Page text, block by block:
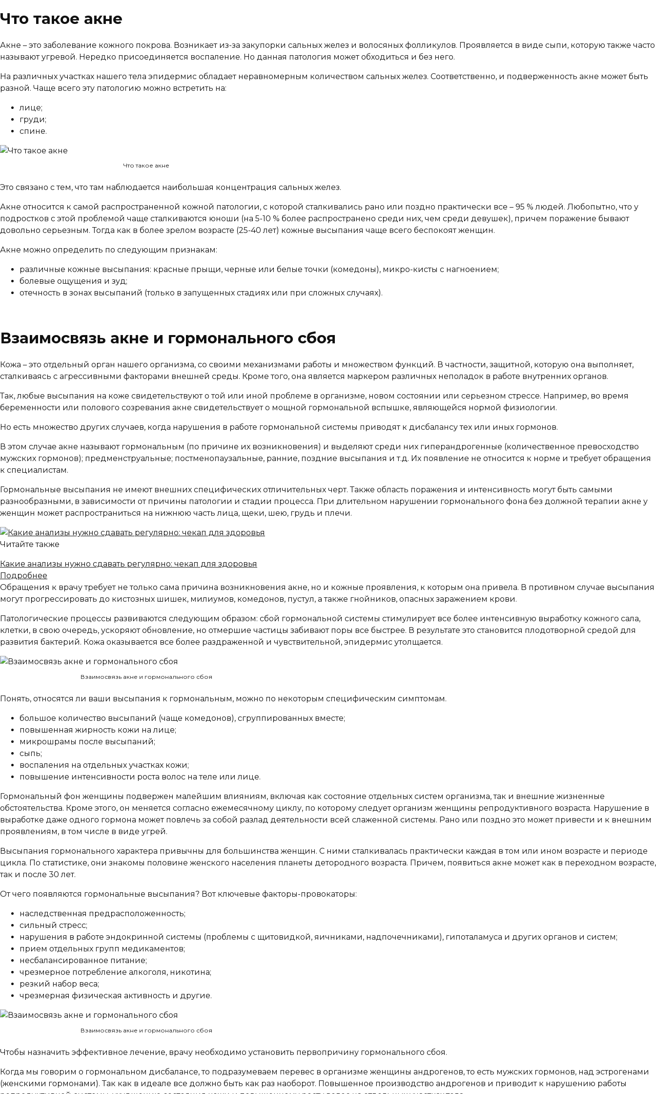
Что такое акне
Акне – это заболевание кожного покрова. Возникает из-за закупорки сальных желез и волосяных фолликулов. Проявляется в виде сыпи, которую также часто
называют угревой. Нередко присоединяется воспаление. Но данная патология может обходиться и без него.
На различных участках нашего тела эпидермис обладает неравномерным количеством сальных желез. Соответственно, и подверженность акне может быть
разной. Чаще всего эту патологию можно встретить на:
лице;
груди;
спине.
Что такое акне
Это связано с тем, что там наблюдается наибольшая концентрация сальных желез.
Акне относится к самой распространенной кожной патологии, с которой сталкивались рано или поздно практически все – 95 % людей. Любопытно, что у
подростков с этой проблемой чаще сталкиваются юноши (на 5-10 % более распространено среди них, чем среди девушек), причем поражение бывают
довольно серьезным. Тогда как в более зрелом возрасте (25-40 лет) кожные высыпания чаще всего беспокоят женщин.
Акне можно определить по следующим признакам:
различные кожные высыпания: красные прыщи, черные или белые точки (комедоны), микро-кисты с нагноением;
болевые ощущения и зуд;
отечность в зонах высыпаний (только в запущенных стадиях или при сложных случаях).
Взаимосвязь акне и гормонального сбоя
Кожа – это отдельный орган нашего организма, со своими механизмами работы и множеством функций. В частности, защитной, которую она выполняет,
сталкиваясь с агрессивными факторами внешней среды. Кроме того, она является маркером различных неполадок в работе внутренних органов.
Так, любые высыпания на коже свидетельствуют о той или иной проблеме в организме, новом состоянии или серьезном стрессе. Например, во время
беременности или полового созревания акне свидетельствует о мощной гормональной вспышке, являющейся нормой физиологии.
Но есть множество других случаев, когда нарушения в работе гормональной системы приводят к дисбалансу тех или иных гормонов.
В этом случае акне называют гормональным (по причине их возникновения) и выделяют среди них гиперандрогенные (количественное превосходство
мужских гормонов); предменструальные; постменопаузальные, ранние, поздние высыпания и т.д. Их появление не относится к норме и требует обращения
к специалистам.
Гормональные высыпания не имеют внешних специфических отличительных черт. Также область поражения и интенсивность могут быть самыми
разнообразными, в зависимости от причины патологии и стадии процесса. При длительном нарушении гормонального фона без должной терапии акне у
женщин может распространиться на нижнюю часть лица, щеки, шею, грудь и плечи.
Читайте также
Какие анализы нужно сдавать регулярно: чекап для здоровья
Подробнее
Обращения к врачу требует не только сама причина возникновения акне, но и кожные проявления, к которым она привела. В противном случае высыпания
могут прогрессировать до кистозных шишек, милиумов, комедонов, пустул, а также гнойников, опасных заражением крови.
Патологические процессы развиваются следующим образом: сбой гормональной системы стимулирует все более интенсивную выработку кожного сала,
клетки, в свою очередь, ускоряют обновление, но отмершие частицы забивают поры все быстрее. В результате это становится плодотворной средой для
развития бактерий. Кожа оказывается все более раздраженной и чувствительной, эпидермис утолщается.
Взаимосвязь акне и гормонального сбоя
Понять, относятся ли ваши высыпания к гормональным, можно по некоторым специфическим симптомам.
большое количество высыпаний (чаще комедонов), сгруппированных вместе;
повышенная жирность кожи на лице;
микрошрамы после высыпаний;
сыпь;
воспаления на отдельных участках кожи;
повышение интенсивности роста волос на теле или лице.
Гормональный фон женщины подвержен малейшим влияниям, включая как состояние отдельных систем организма, так и внешние жизненные
обстоятельства. Кроме этого, он меняется согласно ежемесячному циклу, по которому следует организм женщины репродуктивного возраста. Нарушение в
выработке даже одного гормона может повлечь за собой разлад деятельности всей слаженной системы. Рано или поздно это может привести и к внешним
проявлениям, в том числе в виде угрей.
Высыпания гормонального характера привычны для большинства женщин. С ними сталкивалась практически каждая в том или ином возрасте и периоде
цикла. По статистике, они знакомы половине женского населения планеты детородного возраста. Причем, появиться акне может как в переходном возрасте,
так и после 30 лет.
От чего появляются гормональные высыпания? Вот ключевые факторы-провокаторы:
наследственная предрасположенность;
сильный стресс;
нарушения в работе эндокринной системы (проблемы с щитовидкой, яичниками, надпочечниками), гипоталамуса и других органов и систем;
прием отдельных групп медикаментов;
несбалансированное питание;
чрезмерное потребление алкоголя, никотина;
резкий набор веса;
чрезмерная физическая активность и другие.
Взаимосвязь акне и гормонального сбоя
Чтобы назначить эффективное лечение, врачу необходимо установить первопричину гормонального сбоя.
Когда мы говорим о гормональном дисбалансе, то подразумеваем перевес в организме женщины андрогенов, то есть мужских гормонов, над эстрогенами
(женскими гормонами). Так как в идеале все должно быть как раз наоборот. Повышенное производство андрогенов и приводит к нарушению работы